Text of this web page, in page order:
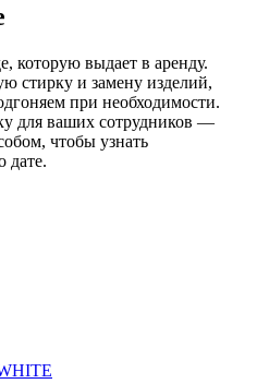
которую выдает в аренду.
стирку и замену изделий,
при необходимости.
для ваших сотрудников —
чтобы узнать
дате.